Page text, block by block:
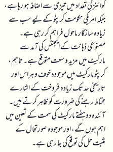
کوائنز کی تعداد میں تیزی سے اضافہ ہو رہا ہے،
جبکہ امریکی حکومت کرپٹو کے لیے سب سے
زیادہ سازگار ماحول فراہم کر رہی ہے۔
مصنوعی ذہانت کے ایجنٹس کی آمد سے
مارکیٹ میں مزید وسعت متوقع ہے۔ تاہم،
کرپٹو مارکیٹ میں موجودہ خوف و ہراس اور
تاریخی حد تک زیادہ فروخت کے اشارے
محتاط رہنے کی ضرورت کو ظاہر کرتے ہیں۔
آئندہ دو ہفتے مارکیٹ کی سمت کے تعین میں
اہم ہوں گے، اور موجودہ صورتحال کے
مثبت حل کی توقع کی جا رہی ہے۔